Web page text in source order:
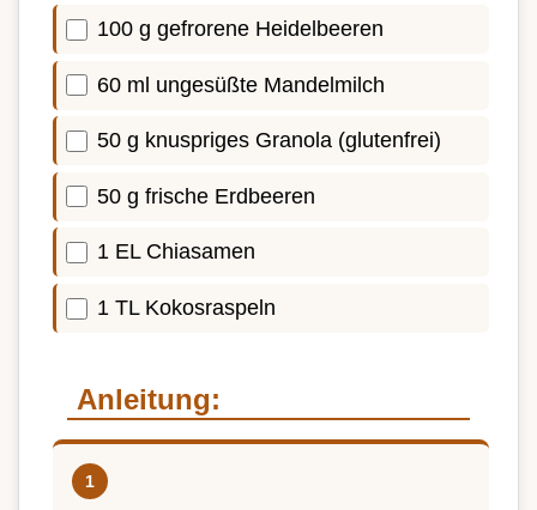
100 g gefrorene Heidelbeeren
60 ml ungesüßte Mandelmilch
50 g knuspriges Granola (glutenfrei)
50 g frische Erdbeeren
1 EL Chiasamen
1 TL Kokosraspeln
Anleitung: